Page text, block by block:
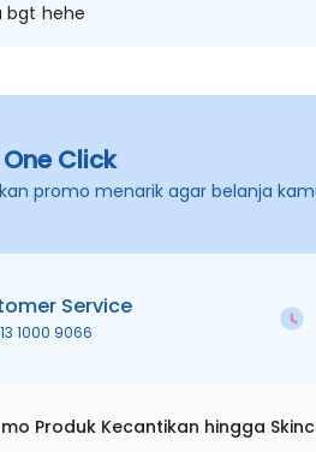
bgt hehe
Click
promo menarik agar belanja
Service
1000 9066
Produk Kecantikan hingga